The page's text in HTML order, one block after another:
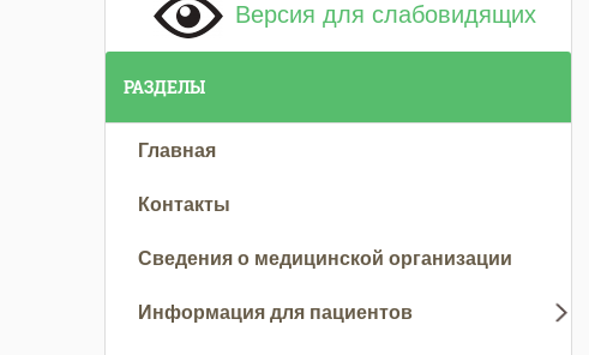
Версия для слабовидящих
РАЗДЕЛЫ
Главная
Контакты
Сведения о медицинской организации
Информация для пациентов